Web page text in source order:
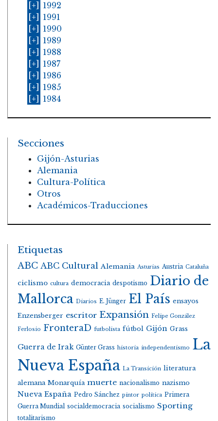
[+]
1992
[+]
1991
[+]
1990
[+]
1989
[+]
1988
[+]
1987
[+]
1986
[+]
1985
[+]
1984
Secciones
Gijón-Asturias
Alemania
Cultura-Política
Otros
Académicos-Traducciones
Etiquetas
ABC ABC Cultural Alemania Asturias Austria Cataluña
ciclismo cultura democracia despotismo Diario de
Mallorca Diarios E. Jünger El País ensayos
Enzensberger escritor Expansión Felipe González
Ferlosio FronteraD futbolista fútbol Gijón Grass
Guerra de Irak Günter Grass historia independentismo La
Nueva España La Transición literatura
alemana Monarquía muerte nacionalismo nazismo
Nueva España Pedro Sánchez pintor política Primera
Guerra Mundial socialdemocracia socialismo Sporting
totalitarismo